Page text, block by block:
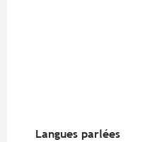
Langues parlées
Langues parlées